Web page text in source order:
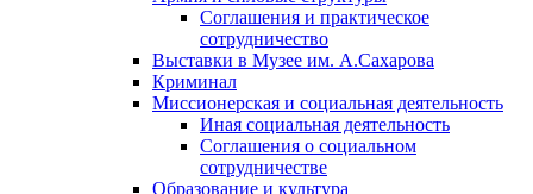
Соглашения и практическое
сотрудничество
Выставки в Музее им. А.Сахарова
Криминал
Миссионерская и социальная деятельность
Иная социальная деятельность
Соглашения о социальном
сотрудничестве
Образование и культура